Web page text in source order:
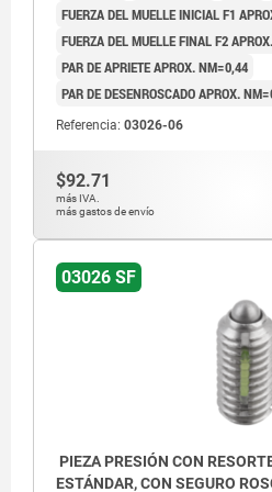
FUERZA DEL MUELLE INICIAL F1
FUERZA DEL MUELLE FINAL F2
PAR DE APRIETE APROX. NM=0,44
PAR DE DESENROSCADO APROX.
Referencia: 03026-06
$92.71
más IVA.
más gastos de envío
03026 SF
PIEZA PRESIÓN CON
ESTÁNDAR, CON SEGURO